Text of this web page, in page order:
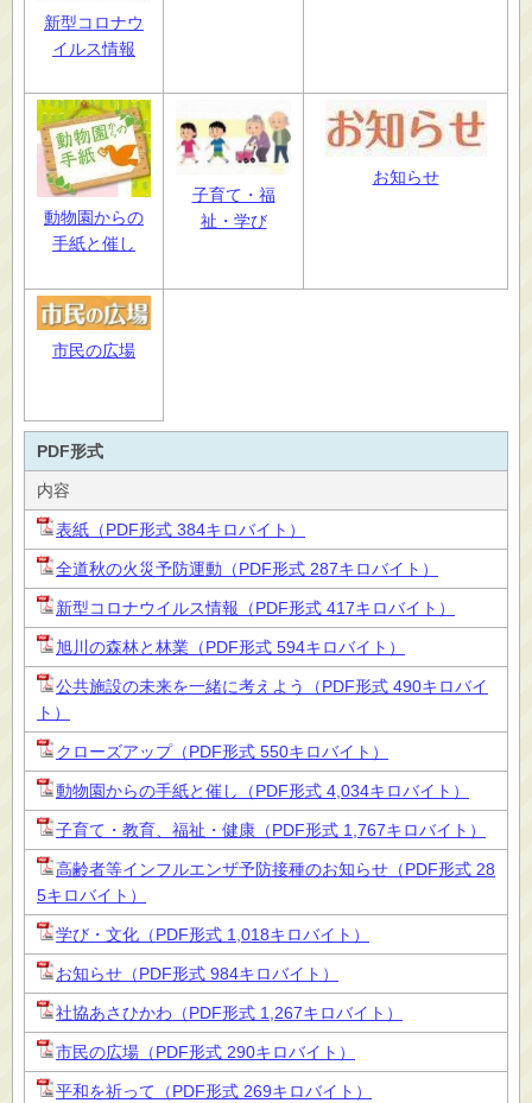
新型コロナウ
イルス情報
動物園からの
手紙と催し
子育て・福
祉・学び
お知らせ
市民の広場
PDF形式
内容
表紙（PDF形式 384キロバイト）
全道秋の火災予防運動（PDF形式 287キロバイト）
新型コロナウイルス情報（PDF形式 417キロバイト）
旭川の森林と林業（PDF形式 594キロバイト）
公共施設の未来を一緒に考えよう（PDF形式 490キロバイ
ト）
クローズアップ（PDF形式 550キロバイト）
動物園からの手紙と催し（PDF形式 4,034キロバイト）
子育て・教育、福祉・健康（PDF形式 1,767キロバイト）
高齢者等インフルエンザ予防接種のお知らせ（PDF形式 28
5キロバイト）
学び・文化（PDF形式 1,018キロバイト）
お知らせ（PDF形式 984キロバイト）
社協あさひかわ（PDF形式 1,267キロバイト）
市民の広場（PDF形式 290キロバイト）
平和を祈って（PDF形式 269キロバイト）